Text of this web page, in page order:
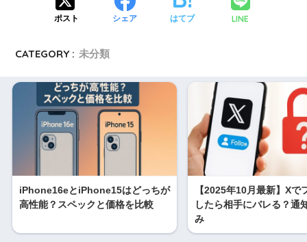
ポスト シェア はてブ LINE
CATEGORY : 未分類
iPhone16eとiPhone15はどっちが
高性能？スペックと価格を比較
【2025年10月最新】Xで
したら相手にバレる？通
み